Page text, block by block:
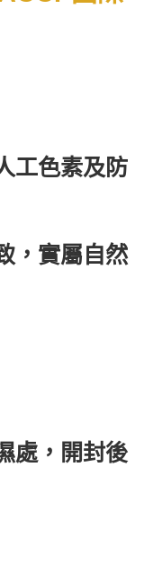
工色素及防
，實屬自然
處，開封後